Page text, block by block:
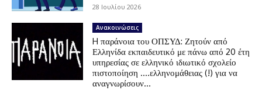
28 Ιουλίου 2026
Ανακοινώσεις
H παράνοια του ΟΠΣΥΔ: Ζητούν από
Ελληνίδα εκπαιδευτικό με πάνω από 20 έτη
υπηρεσίας σε ελληνικό ιδιωτικό σχολείο
πιστοποίηση ….ελληνομάθειας (!) για να
αναγνωρίσουν...